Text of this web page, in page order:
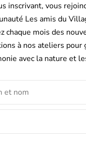
inscrivant, vous
Les amis du
chaque mois des
à nos ateliers pour
avec la nature et